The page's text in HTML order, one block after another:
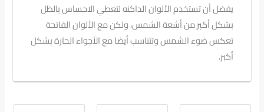
يفضل أن تستخدم الألوان الداكنه لتعطي الاحساس بالظل
بشكل أكبر من أشعة الشمس، ولكن مع الألوان الفاتحة
تعكس ضوء الشمس وتتناسب أيضا مع الأجواء الحارة بشكل
أكبر.